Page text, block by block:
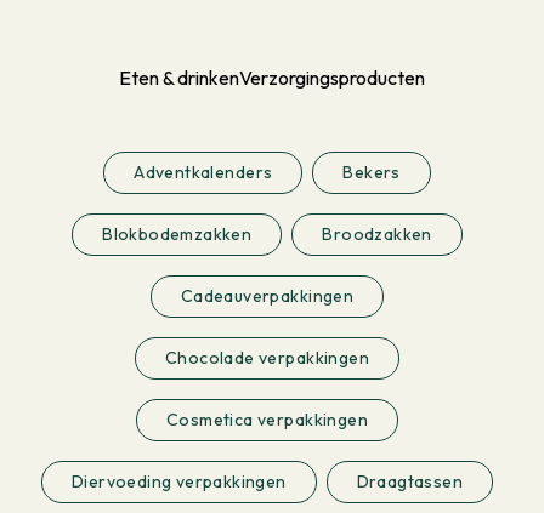
Eten & drinkenVerzorgingsproducten
Adventkalenders Bekers
Blokbodemzakken Broodzakken
Cadeauverpakkingen
Chocolade verpakkingen
Cosmetica verpakkingen
Diervoeding verpakkingen Draagtassen